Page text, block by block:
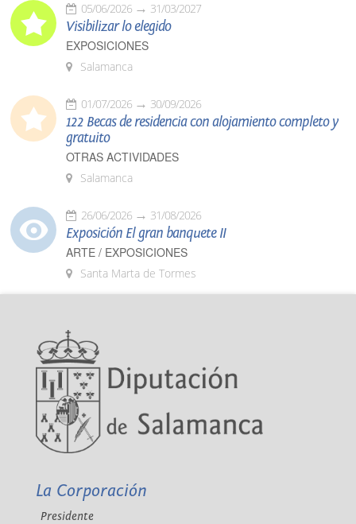
05/06/2026 31/03/2027
Visibilizar lo elegido
EXPOSICIONES
Salamanca
01/07/2026 30/09/2026
122 Becas de residencia con alojamiento completo y
gratuito
OTRAS ACTIVIDADES
Salamanca
26/06/2026 31/08/2026
Exposición El gran banquete II
ARTE / EXPOSICIONES
Santa Marta de Tormes
La Corporación
Presidente